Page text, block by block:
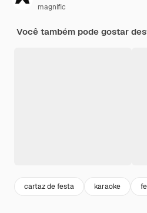
magnific
Você também pode gostar
cartaz de festa karaoke